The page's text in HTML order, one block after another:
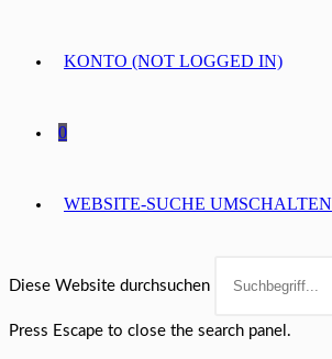
KONTO (NOT LOGGED IN)
0
WEBSITE-SUCHE UMSCHALTEN
Diese Website durchsuchen
Press Escape to close the search panel.